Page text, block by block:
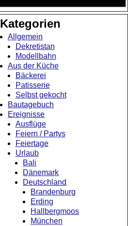
Kategorien
Allgemein
Dekretistan
Modellbahn
Aus der Küche
Bäckerei
Patisserie
Selbst gekocht
Bautagebuch
Ereignisse
Ausflüge
Feiern / Partys
Feiertage
Urlaub
Bali
Dänemark
Deutschland
Brandenburg
Erding
Hallbergmoos
München